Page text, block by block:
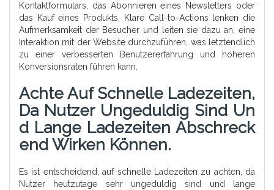
Kontaktformulars, das Abonnieren eines Newsletters oder
das Kauf eines Produkts. Klare Call-to-Actions lenken die
Aufmerksamkeit der Besucher und leiten sie dazu an, eine
Interaktion mit der Website durchzuführen, was letztendlich
zu einer verbesserten Benutzererfahrung und höheren
Konversionsraten führen kann.
Achte Auf Schnelle Ladezeiten,
Da Nutzer Ungeduldig Sind Un
D Lange Ladezeiten Abschreck
End Wirken Können.
Es ist entscheidend, auf schnelle Ladezeiten zu achten, da
Nutzer heutzutage sehr ungeduldig sind und lange